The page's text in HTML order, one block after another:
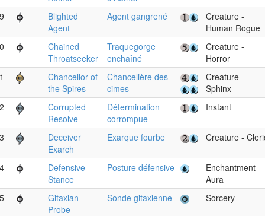
Blighted
Agent
Agent gangrené
Creature -
Human Rogue
Chained
Throatseeker
Traquegorge
enchaîné
Creature -
Horror
Chancellor of
the Spires
Chancelière des
cimes
Creature -
Sphinx
Corrupted
Resolve
Détermination
corrompue
Instant
Deceiver
Exarch
Exarque fourbe Creature -
Defensive
Stance
Posture défensive
Enchantment -
Aura
Gitaxian
Probe
Sonde gitaxienne Sorcery